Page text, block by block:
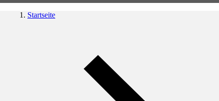
Startseite